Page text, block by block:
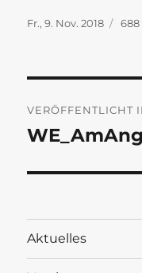
Veröffentlicht
Fr., 9. Nov. 2018 688
VERÖFFENTLICHT
Aktuelles